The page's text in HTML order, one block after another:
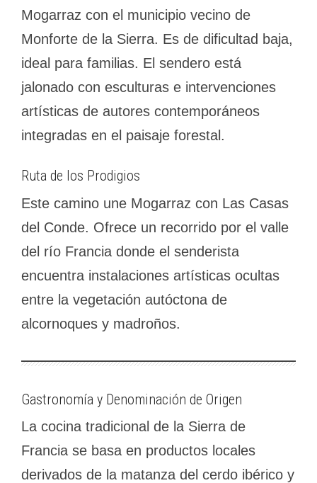
Mogarraz con el municipio vecino de
Monforte de la Sierra. Es de dificultad baja,
ideal para familias. El sendero está
jalonado con esculturas e intervenciones
artísticas de autores contemporáneos
integradas en el paisaje forestal.
Ruta de los Prodigios
Este camino une Mogarraz con Las Casas
del Conde. Ofrece un recorrido por el valle
del río Francia donde el senderista
encuentra instalaciones artísticas ocultas
entre la vegetación autóctona de
alcornoques y madroños.
Gastronomía y Denominación de Origen
La cocina tradicional de la Sierra de
Francia se basa en productos locales
derivados de la matanza del cerdo ibérico y